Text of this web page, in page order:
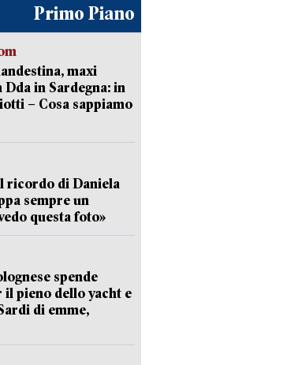
Primo Piano
maxi
in Sardegna: in
– Cosa sappiamo
ricordo di Daniela
sempre un
questa foto»
spende
il pieno dello yacht e
di emme,